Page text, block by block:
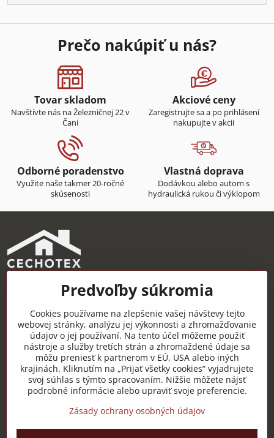
Prečo nakúpiť u nás?
Tovar skladom
Navštívte nás na Železničnej 22 v
Čani
Akciové ceny
Zaregistrujte sa a po prihlásení
nakupujte v akcii
Odborné poradenstvo
Využite naše takmer 20-ročné
skúsenosti
Vlastná doprava
Dodávkou alebo autom s
hydraulická rukou či výklopom
CECHOTEX s.r.o.
Železničná 22, 044 14 Čaňa
IČO: 48181757
DIČ: 2120085451
IČ DPH: SK2120085451
Užitočné odkazy
Predvoľby súkromia
Cookies používame na zlepšenie vašej návštevy tejto
webovej stránky, analýzu jej výkonnosti a zhromažďovanie
údajov o jej používaní. Na tento účel môžeme použiť
nástroje a služby tretích strán a zhromaždené údaje sa
môžu preniesť k partnerom v EÚ, USA alebo iných
krajinách. Kliknutím na „Prijať všetky cookies“ vyjadrujete
svoj súhlas s týmto spracovaním. Nižšie môžete nájsť
podrobné informácie alebo upraviť svoje preferencie.
Zásady ochrany osobných údajov